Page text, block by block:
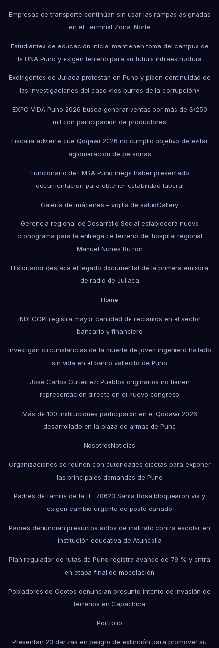
Empresas de transporte continúan sin usar las rampas asignadas
en el Terminal Zonal Norte
Estudiantes de educación inicial mantienen toma del campus de
la UNA Puno y exigen terreno para su futura infraestructura
Exdirigentes de Juliaca protestan en Puno y piden continuidad de
las investigaciones del caso «los burros de la corrupción»
EXPO VIDA Puno 2026 busca generar ventas por más de S/250
mil con participación de productores
Fiscalía advierte que Qoqawi 2026 no cumplió objetivo de evitar
aglomeración de personas
Funcionario de EMSA Puno niega haber presentado
documentación para obtener estabilidad laboral
Galería de imágenes – vigilia de saludGallery
Gerencia regional de Desarrollo Social establecerá nuevo
cronograma para la entrega de terreno del hospital regional
Manuel Nuñes Butrón
Historiador destaca el legado documental de la primera emisora
de radio de Juliaca
Home
INDECOPI registra mayor cantidad de reclamos en el sector
bancario y financiero
Investigan circunstancias de la muerte de joven ingeniero hallado
sin vida en el barrio vallecito de Puno
José Carlos Gutiérrez: Pueblos originarios no tienen
representación directa en el nuevo congreso
Más de 100 instituciones participaron en el Qoqawi 2026
desarrollado en la plaza de armas de Puno
NosotrosNoticias
Organizaciones se reúnen con autoridades electas para exponer
las principales demandas de Puno
Padres de familia de la I.E. 70623 Santa Rosa bloquearon vía y
exigen cambio urgente de poste dañado
Padres denuncian presuntos actos de maltrato contra escolar en
institución educativa de Atuncolla
Plan regulador de rutas de Puno registra avance de 79 % y entra
en etapa final de modelación
Pobladores de Ccotos denuncian presunto intento de invasión de
terrenos en Capachica
Portfolio
Presentan 23 danzas en peligro de extinción para promover su